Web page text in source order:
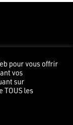
pour vous offrir
vos
sur
TOUS les